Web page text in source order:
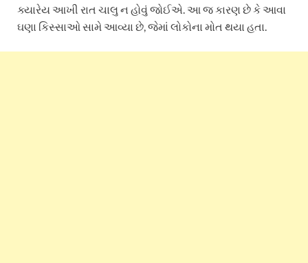
ક્યારેય આખી રાત ચાલુ ન હોવું જોઈએ. આ જ કારણ છે કે આવા
ઘણા કિસ્સાઓ સામે આવ્યા છે, જેમાં લોકોના મોત થયા હતા.